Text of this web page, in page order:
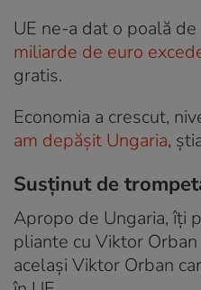
UE ne-a dat o poală de
miliarde de euro
gratis.
Economia a crescut,
am depășit Ungaria,
Susținut de
Apropo de Ungaria, îți
pliante cu Viktor Orban
același Viktor Orban